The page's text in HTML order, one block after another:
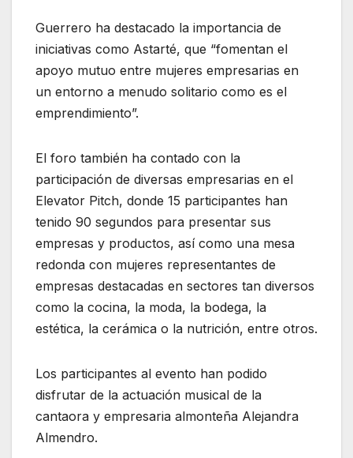
Guerrero ha destacado la importancia de
iniciativas como Astarté, que “fomentan el
apoyo mutuo entre mujeres empresarias en
un entorno a menudo solitario como es el
emprendimiento”.
El foro también ha contado con la
participación de diversas empresarias en el
Elevator Pitch, donde 15 participantes han
tenido 90 segundos para presentar sus
empresas y productos, así como una mesa
redonda con mujeres representantes de
empresas destacadas en sectores tan diversos
como la cocina, la moda, la bodega, la
estética, la cerámica o la nutrición, entre otros.
Los participantes al evento han podido
disfrutar de la actuación musical de la
cantaora y empresaria almonteña Alejandra
Almendro.